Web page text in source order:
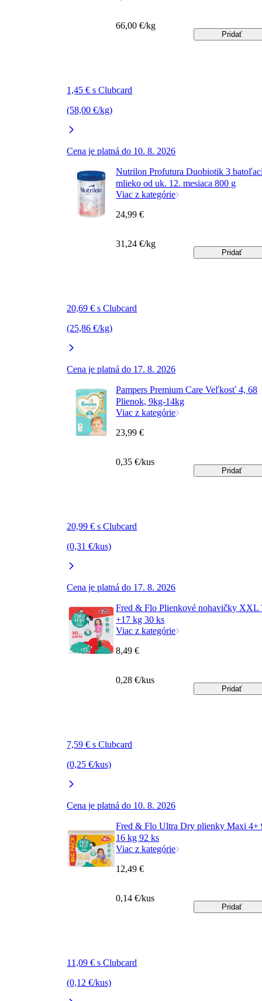
1,45 € s Clubcard
(58,00 €/kg)
Cena je platná do 10. 8. 2026
66,00 €/kg
Pridať
Nutrilon Profutura Duobiotik 3
mlieko od uk. 12. mesiaca 800 g
Viac z kategórie
20,69 € s Clubcard
(25,86 €/kg)
Cena je platná do 17. 8. 2026
24,99 €
31,24 €/kg
Pridať
Pampers Premium Care Veľkosť 4, 68
Plienok, 9kg-14kg
Viac z kategórie
20,99 € s Clubcard
(0,31 €/kus)
Cena je platná do 17. 8. 2026
23,99 €
0,35 €/kus
Pridať
Fred & Flo Plienkové nohavičky XXL
+17 kg 30 ks
Viac z kategórie
7,59 € s Clubcard
(0,25 €/kus)
Cena je platná do 10. 8. 2026
8,49 €
0,28 €/kus
Pridať
Fred & Flo Ultra Dry plienky Maxi 4+
16 kg 92 ks
Viac z kategórie
11,09 € s Clubcard
(0,12 €/kus)
12,49 €
0,14 €/kus
Pridať